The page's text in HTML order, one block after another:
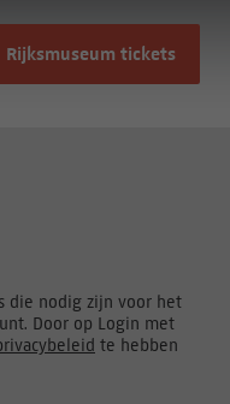
Rijksmuseum tickets
die nodig zijn voor het
Door op Login met
te hebben